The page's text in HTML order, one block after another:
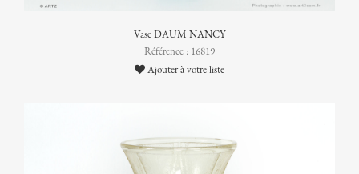
Vase DAUM NANCY
Référence : 16819
Ajouter à votre liste